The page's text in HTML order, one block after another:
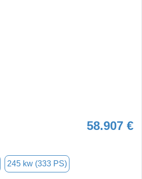
58.907 €
245 kw (333 PS)